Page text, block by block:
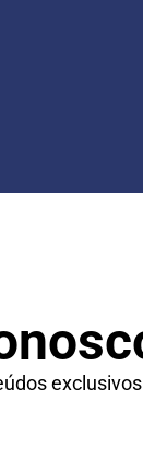
exclusivos